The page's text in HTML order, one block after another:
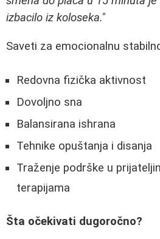
izbacilo iz koloseka."
Saveti za emocionalnu
Redovna fizička aktivnost
Dovoljno sna
Balansirana ishrana
Tehnike opuštanja i disanja
Traženje podrške u
terapijama
Šta očekivati dugoročno?